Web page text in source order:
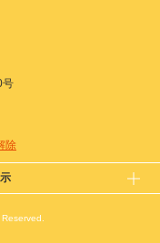
号
除